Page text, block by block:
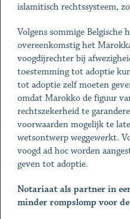
islamitisch rechtssysteem,
Volgens sommige Belgische
overeenkomstig het
voogdijrechter bij
toestemming tot adoptie
tot adoptie zelf moeten
omdat Marokko de figuur
rechtszekerheid te
voorwaarden mogelijk te
wetsontwerp weggewerkt.
voogd ad hoc worden
geven tot adoptie.
Notariaat als partner in
minder rompslomp voor